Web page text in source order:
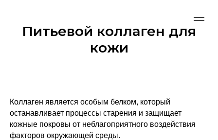
Питьевой коллаген для
кожи
Коллаген является особым белком, который
останавливает процессы старения и защищает
кожные покровы от неблагоприятного воздействия
факторов окружающей среды.